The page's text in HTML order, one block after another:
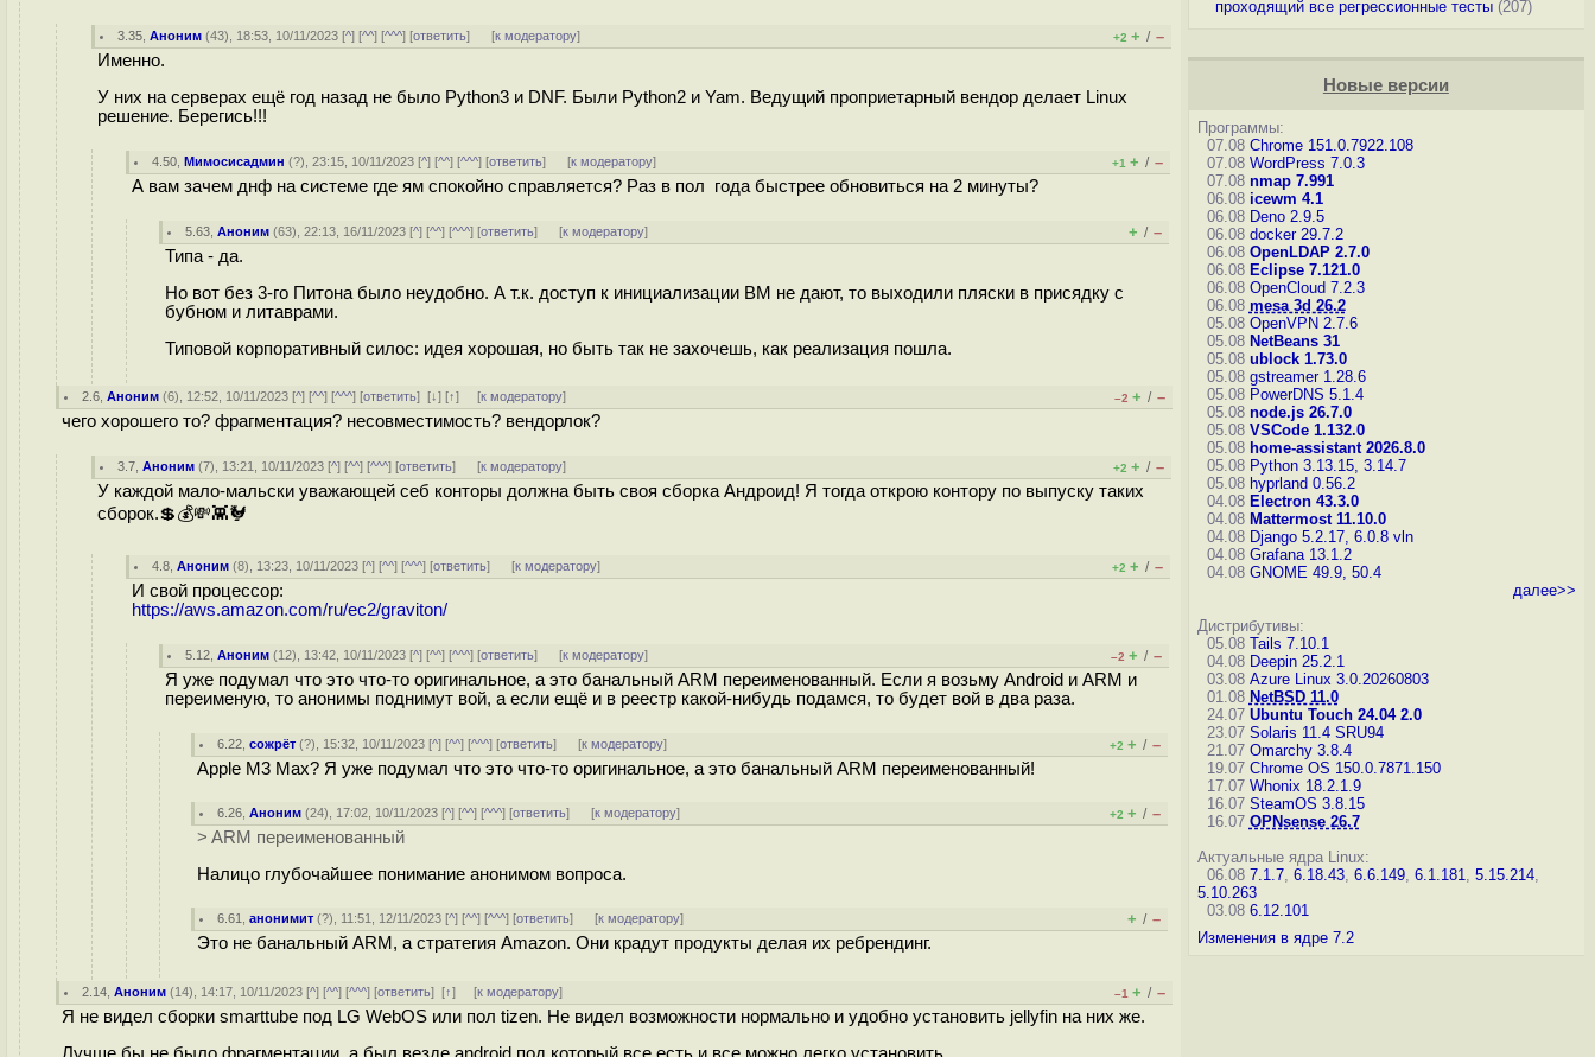
3.35 ,Аноним (43), 18:53, 10/11/2023 [^] [^^] [^^^] [ответить] [к модератору] +2 + / –
Именно.
У них на серверах ещё год назад не было Python3 и DNF. Были Python2 и Yam. Ведущий проприетарный вендор делает Linux
решение. Берегись!!!
4.50 ,Мимосисадмин (?), 23:15, 10/11/2023 [^] [^^] [^^^] [ответить] [к модератору] +1 + / –
А вам зачем днф на системе где ям спокойно справляется? Раз в пол года быстрее обновиться на 2 минуты?
5.63 ,Аноним (63), 22:13, 16/11/2023 [^] [^^] [^^^] [ответить] [к модератору] + / –
Типа - да.
Но вот без 3-го Питона было неудобно. А т.к. доступ к инициализации ВМ не дают, то выходили пляски в присядку с
бубном и литаврами.
Типовой корпоративный силос: идея хорошая, но быть так не захочешь, как реализация пошла.
2.6 ,Аноним (6), 12:52, 10/11/2023 [^] [^^] [^^^] [ответить][↓] [↑] [к модератору] –2 + / –
чего хорошего то? фрагментация? несовместимость? вендорлок?
3.7 ,Аноним (7), 13:21, 10/11/2023 [^] [^^] [^^^] [ответить] [к модератору] +2 + / –
У каждой мало-мальски уважающей себ конторы должна быть своя сборка Андроид! Я тогда открою контору по выпуску таких
сборок.💲💰💸👾🐓
4.8 ,Аноним (8), 13:23, 10/11/2023 [^] [^^] [^^^] [ответить] [к модератору] +2 + / –
И свой процессор:
https://aws.amazon.com/ru/ec2/graviton/
5.12 ,Аноним (12), 13:42, 10/11/2023 [^] [^^] [^^^] [ответить] [к модератору] –2 + / –
Я уже подумал что это что-то оригинальное, а это банальный ARM переименованный. Если я возьму Android и ARM и
переименую, то анонимы поднимут вой, а если ещё и в реестр какой-нибудь подамся, то будет вой в два раза.
6.22 ,сожрёт (?), 15:32, 10/11/2023 [^] [^^] [^^^] [ответить] [к модератору] +2 + / –
Apple M3 Max? Я уже подумал что это что-то оригинальное, а это банальный ARM переименованный!
6.26 ,Аноним (24), 17:02, 10/11/2023 [^] [^^] [^^^] [ответить] [к модератору] +2 + / –
> ARM переименованный
Налицо глубочайшее понимание анонимом вопроса.
6.61 ,анонимит (?), 11:51, 12/11/2023 [^] [^^] [^^^] [ответить] [к модератору] + / –
Это не банальный ARM, а стратегия Amazon. Они крадут продукты делая их ребрендинг.
2.14 ,Аноним (14), 14:17, 10/11/2023 [^] [^^] [^^^] [ответить][↑] [к модератору] –1 + / –
Я не видел сборки smarttube под LG WebOS или пол tizen. Не видел возможности нормально и удобно установить jellyfin на них же.
проходящий все регрессионные тесты(207)
Новые версии
Программы:
07.08 Chrome 151.0.7922.108
07.08 WordPress 7.0.3
07.08 nmap 7.991
06.08 icewm 4.1
06.08 Deno 2.9.5
06.08 docker 29.7.2
06.08 OpenLDAP 2.7.0
06.08 Eclipse 7.121.0
06.08 OpenCloud 7.2.3
06.08 mesa 3d 26.2
05.08 OpenVPN 2.7.6
05.08 NetBeans 31
05.08 ublock 1.73.0
05.08 gstreamer 1.28.6
05.08 PowerDNS 5.1.4
05.08 node.js 26.7.0
05.08 VSCode 1.132.0
05.08 home-assistant 2026.8.0
05.08 Python 3.13.15, 3.14.7
05.08 hyprland 0.56.2
04.08 Electron 43.3.0
04.08 Mattermost 11.10.0
04.08 Django 5.2.17, 6.0.8 vln
04.08 Grafana 13.1.2
04.08 GNOME 49.9, 50.4
далее>>
Дистрибутивы:
05.08 Tails 7.10.1
04.08 Deepin 25.2.1
03.08 Azure Linux 3.0.20260803
01.08 NetBSD 11.0
24.07 Ubuntu Touch 24.04 2.0
23.07 Solaris 11.4 SRU94
21.07 Omarchy 3.8.4
19.07 Chrome OS 150.0.7871.150
17.07 Whonix 18.2.1.9
16.07 SteamOS 3.8.15
16.07 OPNsense 26.7
Актуальные ядра Linux:
06.08 7.1.7, 6.18.43, 6.6.149, 6.1.181, 5.15.214,
5.10.263
03.08 6.12.101
Изменения в ядре 7.2